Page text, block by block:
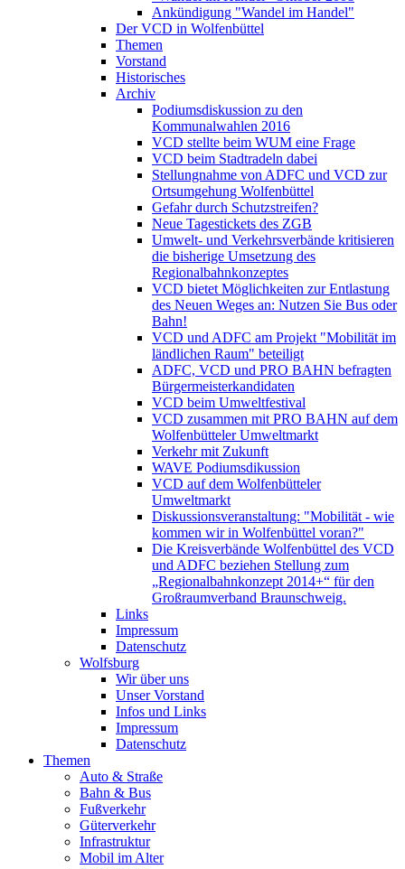
Ankündigung "Wandel im Handel"
Der VCD in Wolfenbüttel
Themen
Vorstand
Historisches
Archiv
Podiumsdiskussion zu den
Kommunalwahlen 2016
VCD stellte beim WUM eine Frage
VCD beim Stadtradeln dabei
Stellungnahme von ADFC und VCD zur
Ortsumgehung Wolfenbüttel
Gefahr durch Schutzstreifen?
Neue Tagestickets des ZGB
Umwelt- und Verkehrsverbände kritisieren
die bisherige Umsetzung des
Regionalbahnkonzeptes
VCD bietet Möglichkeiten zur Entlastung
des Neuen Weges an: Nutzen Sie Bus oder
Bahn!
VCD und ADFC am Projekt "Mobilität im
ländlichen Raum" beteiligt
ADFC, VCD und PRO BAHN befragten
Bürgermeisterkandidaten
VCD beim Umweltfestival
VCD zusammen mit PRO BAHN auf dem
Wolfenbütteler Umweltmarkt
Verkehr mit Zukunft
WAVE Podiumsdikussion
VCD auf dem Wolfenbütteler
Umweltmarkt
Diskussionsveranstaltung: "Mobilität - wie
kommen wir in Wolfenbüttel voran?"
Die Kreisverbände Wolfenbüttel des VCD
und ADFC beziehen Stellung zum
„Regionalbahnkonzept 2014+“ für den
Großraumverband Braunschweig.
Links
Impressum
Datenschutz
Wolfsburg
Wir über uns
Unser Vorstand
Infos und Links
Impressum
Datenschutz
Themen
Auto & Straße
Bahn & Bus
Fußverkehr
Güterverkehr
Infrastruktur
Mobil im Alter